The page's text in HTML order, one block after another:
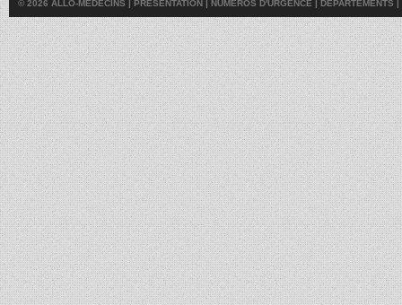
© 2026 ALLO-MÉDECINS | PRÉSENTATION NUMÉROS D'URGENCE DÉPARTEMENTS